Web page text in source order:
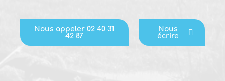
Nous appeler 02 40 31
42 87
Nous
écrire